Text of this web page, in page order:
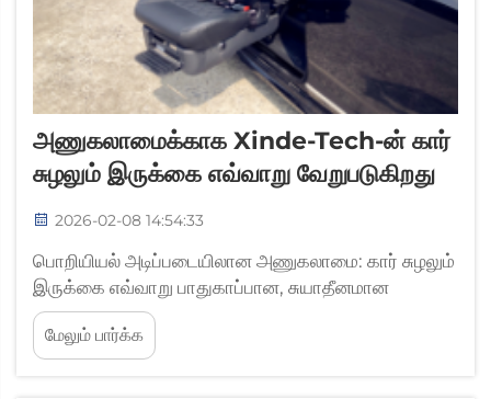
அணுகலாமைக்காக Xinde-Tech-ன் கார்
சுழலும் இருக்கை எவ்வாறு வேறுபடுகிறது
2026-02-08 14:54:33
பொறியியல் அடிப்படையிலான அணுகலாமை: கார் சுழலும்
இருக்கை எவ்வாறு பாதுகாப்பான, சுயாதீனமான
இடமாற்றத்தை ஏற்படுத்துகிறது: இயக்க திறன்
குறைவுள்ள தனிநபர்களுக்கு, சீட்டு நாற்காலியிலிருந்து
வாகன இருக்கைக்கு இடமாற்றம் செய்வது கணிசமான
மேலும் பார்க்க